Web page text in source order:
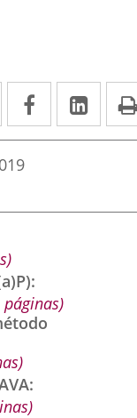
Twitter
Enlace Facebook
Enlace
a
externa.
a
páginas)